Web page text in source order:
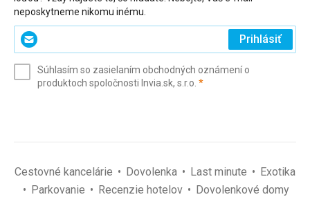
neposkytneme nikomu inému.
Zadajte
svoj
(povinné)
Prihlásiť
Súhlasím so zasielaním obchodných oznámení o
produktoch spoločnosti Invia.sk, s.r.o. *(povinné)
Cestovné kancelárie Dovolenka Last minute
Exotika
Parkovanie
Recenzie hotelov Dovolenkové domy